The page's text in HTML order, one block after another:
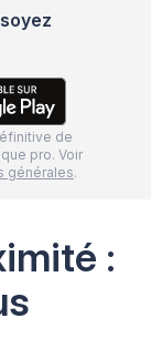
de
pro. Voir
générales.
: